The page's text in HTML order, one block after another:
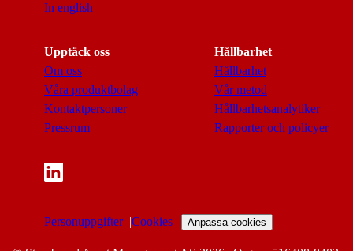
In english
Upptäck oss
Om oss
Våra produktbolag
Kontaktpersoner
Pressrum
Hållbarhet
Hållbarhet
Vår metod
Hållbarhetsanalytiker
Rapporter och policyer
Personuppgifter Cookies Anpassa cookies